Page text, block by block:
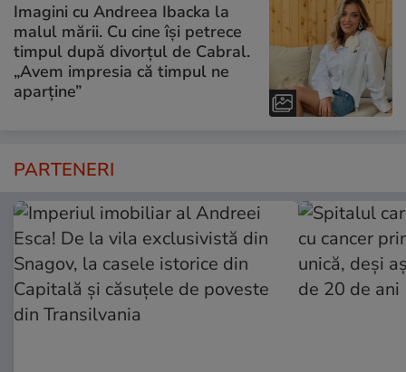
Imagini cu Andreea Ibacka la
malul mării. Cu cine își petrece
timpul după divorțul de Cabral.
„Avem impresia că timpul ne
aparține”
PARTENERI